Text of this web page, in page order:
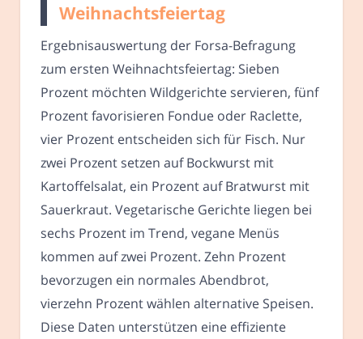
Weihnachtsfeiertag
Ergebnisauswertung der Forsa-Befragung
zum ersten Weihnachtsfeiertag: Sieben
Prozent möchten Wildgerichte servieren, fünf
Prozent favorisieren Fondue oder Raclette,
vier Prozent entscheiden sich für Fisch. Nur
zwei Prozent setzen auf Bockwurst mit
Kartoffelsalat, ein Prozent auf Bratwurst mit
Sauerkraut. Vegetarische Gerichte liegen bei
sechs Prozent im Trend, vegane Menüs
kommen auf zwei Prozent. Zehn Prozent
bevorzugen ein normales Abendbrot,
vierzehn Prozent wählen alternative Speisen.
Diese Daten unterstützen eine effiziente